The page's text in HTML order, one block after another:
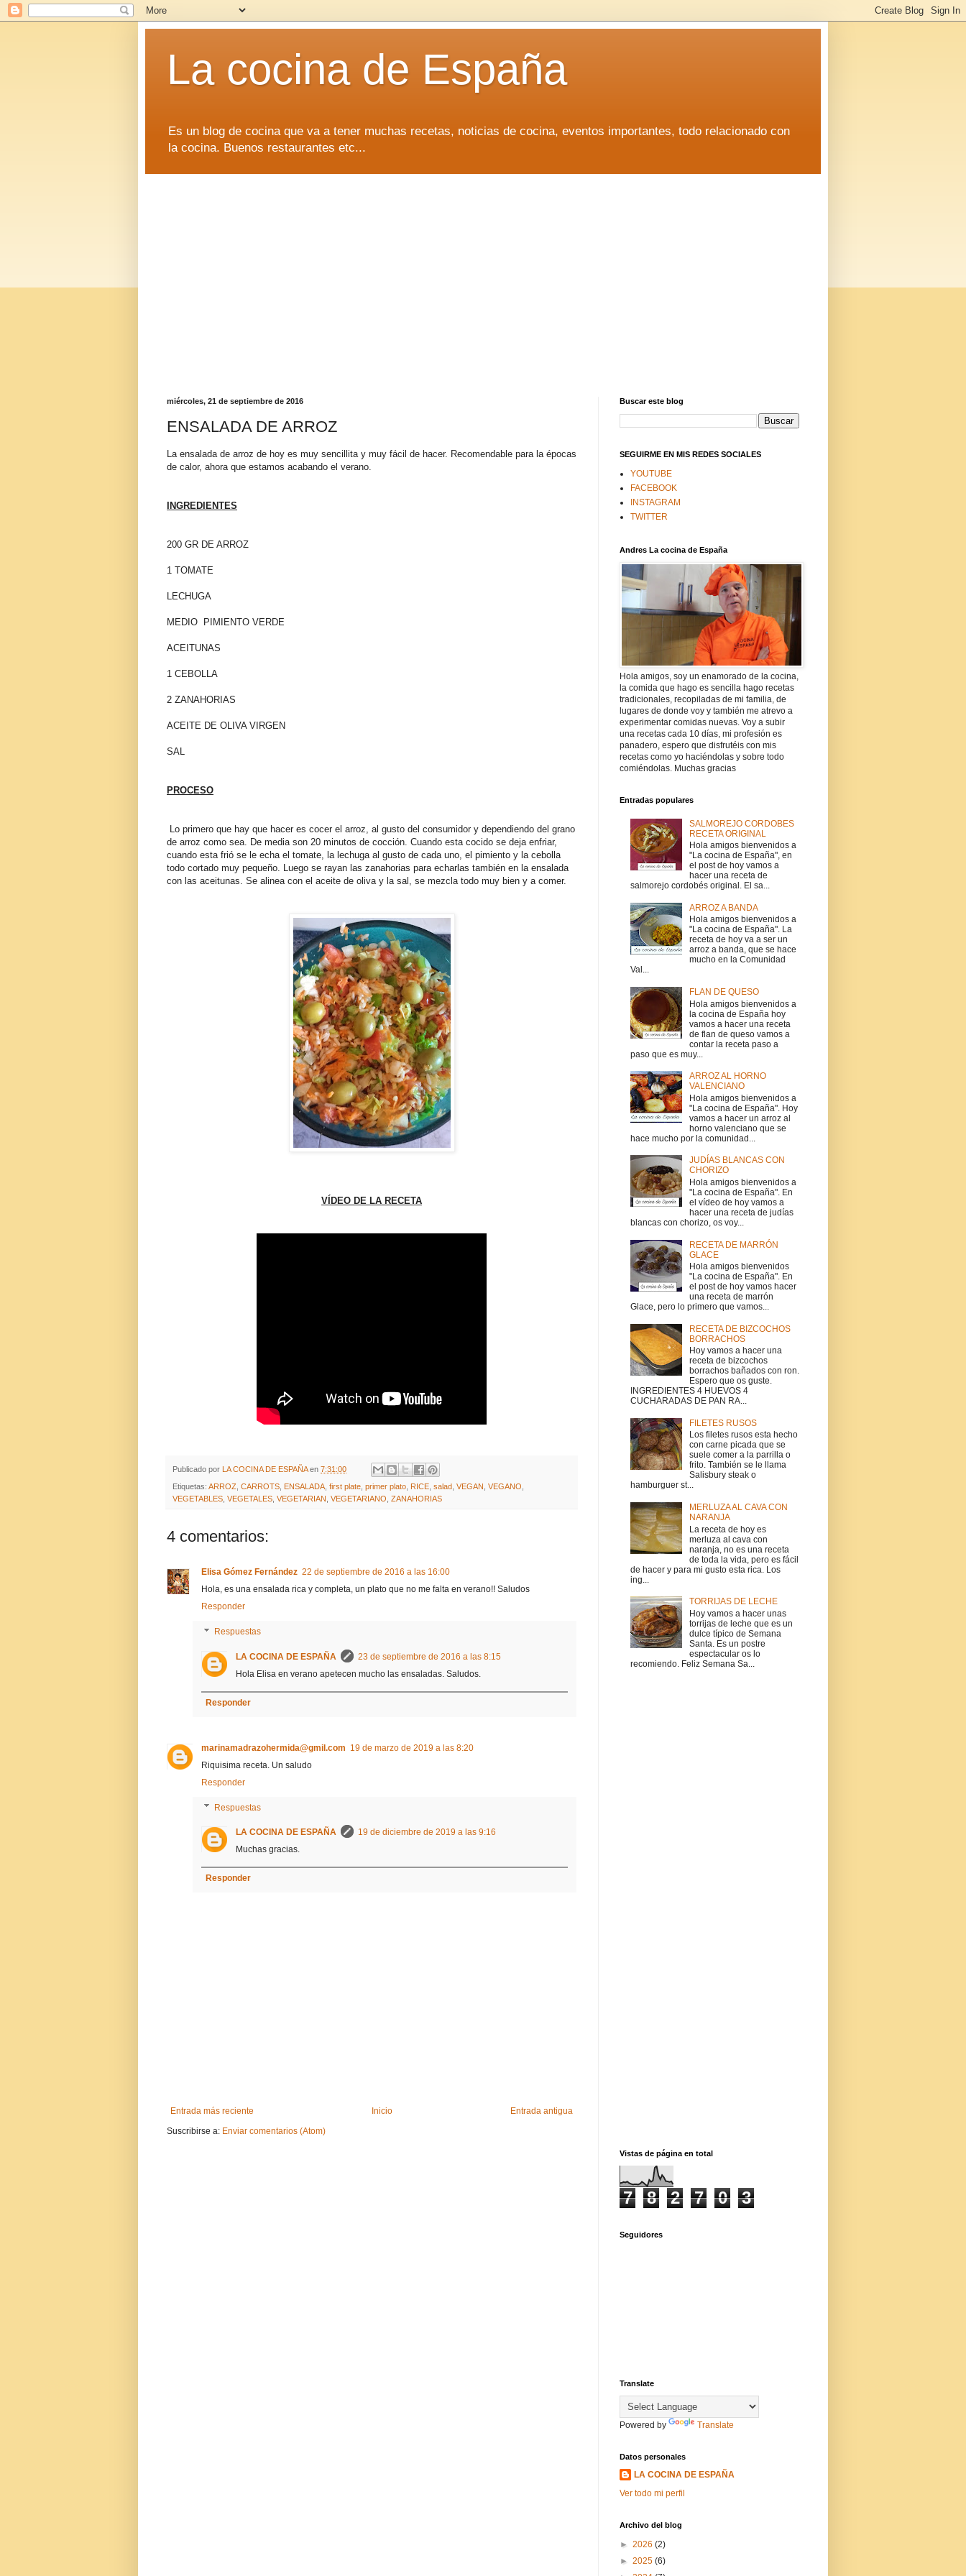
La cocina de España
Es un blog de cocina que va a tener muchas recetas, noticias de cocina, eventos importantes, todo relacionado con
la cocina. Buenos restaurantes etc...
miércoles, 21 de septiembre de 2016
ENSALADA DE ARROZ
La ensalada de arroz de hoy es muy sencillita y muy fácil de hacer. Recomendable para la épocas
de calor, ahora que estamos acabando el verano.
INGREDIENTES
200 GR DE ARROZ
1 TOMATE
LECHUGA
MEDIO PIMIENTO VERDE
ACEITUNAS
1 CEBOLLA
2 ZANAHORIAS
ACEITE DE OLIVA VIRGEN
SAL
PROCESO
Lo primero que hay que hacer es cocer el arroz, al gusto del consumidor y dependiendo del grano
de arroz como sea. De media son 20 minutos de cocción. Cuando esta cocido se deja enfriar,
cuando esta frió se le echa el tomate, la lechuga al gusto de cada uno, el pimiento y la cebolla
todo cortado muy pequeño. Luego se rayan las zanahorias para echarlas también en la ensalada
con las aceitunas. Se alinea con el aceite de oliva y la sal, se mezcla todo muy bien y a comer.
VÍDEO DE LA RECETA
Publicado por LA COCINA DE ESPAÑA en 7:31:00
Etiquetas: ARROZ, CARROTS, ENSALADA, first plate, primer plato, RICE, salad, VEGAN, VEGANO,
VEGETABLES, VEGETALES, VEGETARIAN, VEGETARIANO, ZANAHORIAS
4 comentarios:
Elisa Gómez Fernández 22 de septiembre de 2016 a las 16:00
Hola, es una ensalada rica y completa, un plato que no me falta en verano!! Saludos
Responder
Respuestas
LA COCINA DE ESPAÑA
23 de septiembre de 2016 a las 8:15
Hola Elisa en verano apetecen mucho las ensaladas. Saludos.
Responder
marinamadrazohermida@gmil.com 19 de marzo de 2019 a las 8:20
Riquisima receta. Un saludo
Responder
Respuestas
LA COCINA DE ESPAÑA
19 de diciembre de 2019 a las 9:16
Muchas gracias.
Responder
Entrada más reciente Entrada antigua
Inicio
Suscribirse a: Enviar comentarios (Atom)
Buscar este blog
SEGUIRME EN MIS REDES SOCIALES
YOUTUBE
FACEBOOK
INSTAGRAM
TWITTER
Andres La cocina de España
Hola amigos, soy un enamorado de la cocina,
la comida que hago es sencilla hago recetas
tradicionales, recopiladas de mi familia, de
lugares de donde voy y también me atrevo a
experimentar comidas nuevas. Voy a subir
una recetas cada 10 días, mi profesión es
panadero, espero que disfrutéis con mis
recetas como yo haciéndolas y sobre todo
comiéndolas. Muchas gracias
Entradas populares
SALMOREJO CORDOBES
RECETA ORIGINAL
Hola amigos bienvenidos a
"La cocina de España", en
el post de hoy vamos a
hacer una receta de
salmorejo cordobés original. El sa...
ARROZ A BANDA
Hola amigos bienvenidos a
"La cocina de España". La
receta de hoy va a ser un
arroz a banda, que se hace
mucho en la Comunidad
Val...
FLAN DE QUESO
Hola amigos bienvenidos a
la cocina de España hoy
vamos a hacer una receta
de flan de queso vamos a
contar la receta paso a
paso que es muy...
ARROZ AL HORNO
VALENCIANO
Hola amigos bienvenidos a
"La cocina de España". Hoy
vamos a hacer un arroz al
horno valenciano que se
hace mucho por la comunidad...
JUDÍAS BLANCAS CON
CHORIZO
Hola amigos bienvenidos a
"La cocina de España". En
el vídeo de hoy vamos a
hacer una receta de judías
blancas con chorizo, os voy...
RECETA DE MARRÓN
GLACE
Hola amigos bienvenidos
"La cocina de España". En
el post de hoy vamos hacer
una receta de marrón
Glace, pero lo primero que vamos...
RECETA DE BIZCOCHOS
BORRACHOS
Hoy vamos a hacer una
receta de bizcochos
borrachos bañados con ron.
Espero que os guste.
INGREDIENTES 4 HUEVOS 4
CUCHARADAS DE PAN RA...
FILETES RUSOS
Los filetes rusos esta hecho
con carne picada que se
suele comer a la parrilla o
frito. También se le llama
Salisbury steak o
hamburguer st...
MERLUZA AL CAVA CON
NARANJA
La receta de hoy es
merluza al cava con
naranja, no es una receta
de toda la vida, pero es fácil
de hacer y para mi gusto esta rica. Los
ing...
TORRIJAS DE LECHE
Hoy vamos a hacer unas
torrijas de leche que es un
dulce típico de Semana
Santa. Es un postre
espectacular os lo
recomiendo. Feliz Semana Sa...
Vistas de página en total
7 8 2 7 0 3
Seguidores
Translate
Powered by Translate
Datos personales
LA COCINA DE ESPAÑA
Ver todo mi perfil
Archivo del blog
► 2026 (2)
► 2025 (6)